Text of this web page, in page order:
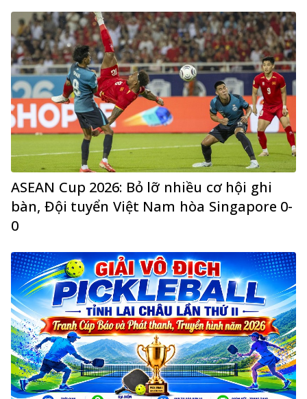
ASEAN Cup 2026: Bỏ lỡ nhiều cơ hội ghi
bàn, Đội tuyển Việt Nam hòa Singapore 0-
0